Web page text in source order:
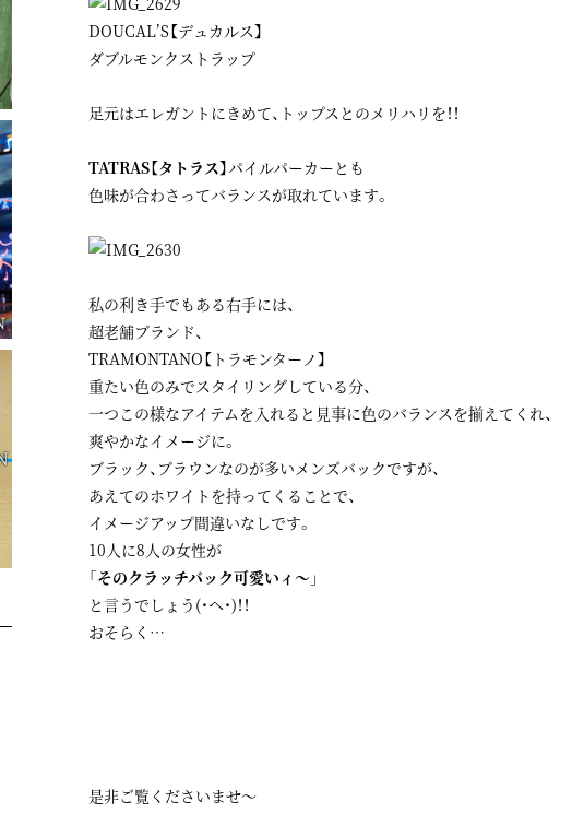
DOUCAL’S【デュカルス】
ダブルモンクストラップ
足元はエレガントにきめて、トップスとのメリハリを！！
TATRAS【タトラス】パイルパーカーとも
色味が合わさってバランスが取れています。
私の利き手でもある右手には、
超老舗ブランド、
TRAMONTANO【トラモンターノ】
重たい色のみでスタイリングしている分、
一つこの様なアイテムを入れると見事に色のバランスを揃えてくれ、
爽やかなイメージに。
ブラック、ブラウンなのが多いメンズバックですが、
あえてのホワイトを持ってくることで、
イメージアップ間違いなしです。
10人に8人の女性が
「そのクラッチバック可愛いィ～」
と言うでしょう(・へ・)！！
おそらく…
是非ご覧くださいませ～